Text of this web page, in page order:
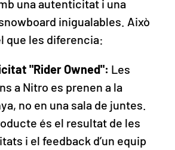
una autenticitat i una
inigualables. Això
que les diferencia:
"Rider Owned": Les
a Nitro es prenen a la
no en una sala de juntes.
és el resultat de les
i el feedback d’un equip